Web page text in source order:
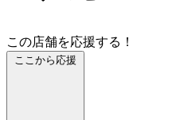
この店舗を応援する！
ここから応援